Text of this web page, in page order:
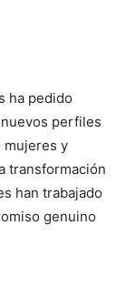
ha pedido
perfiles
mujeres y
transformación
han trabajado
genuino